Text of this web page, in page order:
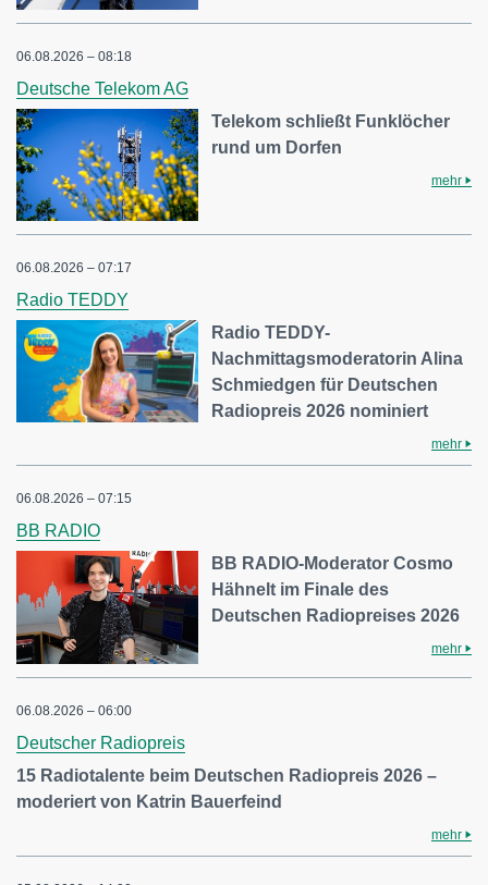
06.08.2026 – 08:18
Deutsche Telekom AG
Telekom schließt Funklöcher
rund um Dorfen
mehr
06.08.2026 – 07:17
Radio TEDDY
Radio TEDDY-
Nachmittagsmoderatorin Alina
Schmiedgen für Deutschen
Radiopreis 2026 nominiert
mehr
06.08.2026 – 07:15
BB RADIO
BB RADIO-Moderator Cosmo
Hähnelt im Finale des
Deutschen Radiopreises 2026
mehr
06.08.2026 – 06:00
Deutscher Radiopreis
15 Radiotalente beim Deutschen Radiopreis 2026 –
moderiert von Katrin Bauerfeind
mehr